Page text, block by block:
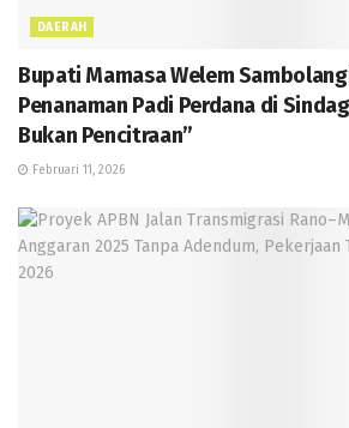
DAERAH
Bupati Mamasa Welem
Penanaman Padi Perdana di
Bukan Pencitraan”
Februari 11, 2026